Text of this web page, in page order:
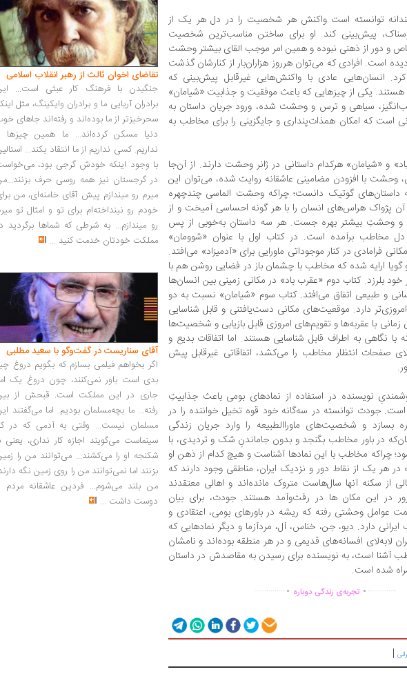
توانسته است واکنش هر شخصیت را در دل هر یک از
پیش‌بینی کند. او برای ساختن مناسب‌ترین شخصیت
و دور از ذهنی نبوده و همین امر موجب القای بیشتر وحشت
است. افرادی که می‌توان هرروز هزاران‌بار از کنارشان گذشت
کرد. انسان‌هایی عادی با واکنش‌هایی غیرقابل پیش‌بینی که
یکی از چیزهایی که باعث موفقیت و جذابیت «شیامان»
سیاهی و ترس و وحشت شده، ورود جریان داستان به
است که امکان همذات‌پنداری و جایگزینی را برای مخاطب به
و «شیامان» هرکدام داستانی در ژانر وحشت دارند. از آن‌جا
وحشت با افزودن مضامینی عاشقانه روایت شده‌، می‌توان این
داستان‌های گوتیک دانست؛ چراکه وحشت الماسی چندچهره
پژواک هراس‌های انسان را با هر گونه احساسی آمیخت و از
و وحشتِ بیشتر بهره جست. هر سه داستان به‌خوبی از پس
مخاطب برآمده است. در کتاب اول با عنوان «شوومان»
فرامادی در کنار موجوداتی ماورایی برای «آدمیزاد» می‌افتد.
گویا ارایه‌ شده که مخاطب با چشمان باز در فضایی روشن هم با
بلرزد. کتاب دوم «عقرب باد» در مکانی زمینی بین انسان‌ها
و طبیعی اتفاق می‌افتد. کتاب سوم «شیامان» نسبت به دو
دارد. موقعیت‌های مکانی دست‌یافتنی و قابل شناسایی
با عقربه‌ها و تقویم‌های امروزی قابل بازیابی و شخصیت‌ها
نگاهی به اطراف قابل شناسایی‌ هستند. اما اتفاقات بدیع و
صفحات انتظار مخاطب را می‌کشد، اتفاقاتی غیرقابل پیش
نویسنده در استفاده از نمادهای بومی باعث جذابیتِ
جودت توانسته در سه‌گانه خود قوه تخیل خواننده را در
بسازد و شخصیت‌های ماوراالطبیعه را وارد جریان زندگی
در باور مخاطب بگنجد و بدون جاماندنِ شک و تردیدی، با
چراکه مخاطب با این نمادها آشناست و هیچ کدام از ذهن او
در هر یک از نقاط دور و نزدیک ایران، مناطقی وجود دارند که
از سکنه آنها سال‌هاست متروک مانده‌اند و اهالی معتقدند
در این مکان ها در رفت‌وآمد هستند. جودت، برای بیان
عوامل وحشتی رفته که ریشه در باورهای بومی، اعتقادی و
دارد. دیو، جن، خناس، آل، مردآزما و دیگر نمادهایی که
لابه‌لای افسانه‌های قدیمی و در هر منطقه بوده‌اند و نامشان
آشنا است، به نویسنده برای رسیدن به مقاصدش در داستان
شده است.
............... . تجربه‌ی زندگی دوباره...............
|
تقاضای اخوان ثالث از رهبر انقلاب اسلامی
جنگیدن با فرهنگ کار عبثی است...
برادران آریایی ما و برادران وایکینگ، مثل
سحرخیزتر از ما بوده‌اند و رفته‌اند جاهای
دنیا مسکن کرده‌اند... ما همین چیزها
نداریم. کسی نداریم از ما انتقاد بکند...
با وجود اینکه خودش گرجی بود،
در گرجستان نیز همه روسی حرف
میرم رو میندازم پیش آقای خامنه‌ای، من
خودم رو نینداخته‌ام برای تو و امثال تو
رو میندازم... به شرطی که شماها برگردید
مملکت خودتان خدمت کنید ...
آقای سناریست در گفت‌وگو با سعید مطلبی
اگر بخواهم فیلمی بسازم که بگویم دروغ
بدی است باور نمی‌کنند، چون دروغ یک
جاری در این مملکت است. قبحش از
رفته... ما بچه‌مسلمان بودیم. اما می‌گفتند
مسلمان نیست... وقتی به آدمی که در
سینماست می‌گویند اجازه کار نداری، یعنی
شکنجه او را می‌کشند... می‌توانند من را
بزنند اما نمی‌توانند من را روی زمین نگه
من بلند می‌شوم... فردین عاشقانه مردم
دوست داشت ...